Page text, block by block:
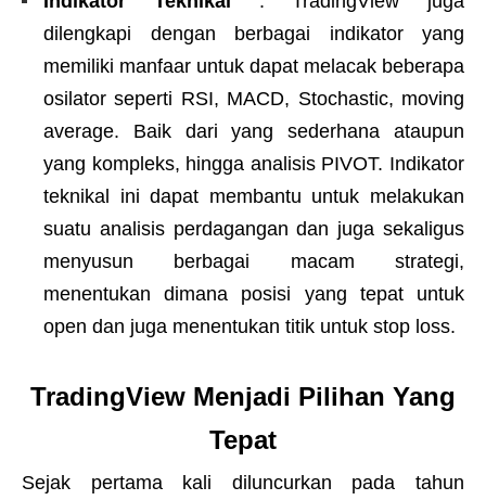
dilengkapi dengan berbagai indikator yang
memiliki manfaar untuk dapat melacak beberapa
osilator seperti RSI, MACD, Stochastic, moving
average. Baik dari yang sederhana ataupun
yang kompleks, hingga analisis PIVOT. Indikator
teknikal ini dapat membantu untuk melakukan
suatu analisis perdagangan dan juga sekaligus
menyusun berbagai macam strategi,
menentukan dimana posisi yang tepat untuk
open dan juga menentukan titik untuk stop loss.
TradingView Menjadi Pilihan Yang
Tepat
Sejak pertama kali diluncurkan pada tahun